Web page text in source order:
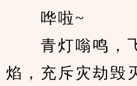
哗啦~
青灯嗡鸣，飞
焰，充斥灾劫毁